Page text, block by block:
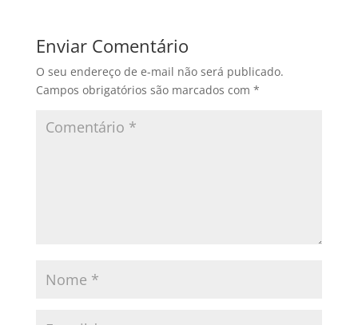
Enviar Comentário
O seu endereço de e-mail não será publicado.
Campos obrigatórios são marcados com *